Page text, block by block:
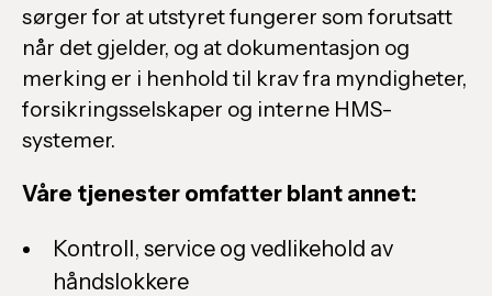
sørger for at utstyret fungerer som forutsatt
når det gjelder, og at dokumentasjon og
merking er i henhold til krav fra myndigheter,
forsikringsselskaper og interne HMS-
systemer.
Våre tjenester omfatter blant annet:
Kontroll, service og vedlikehold av
håndslokkere